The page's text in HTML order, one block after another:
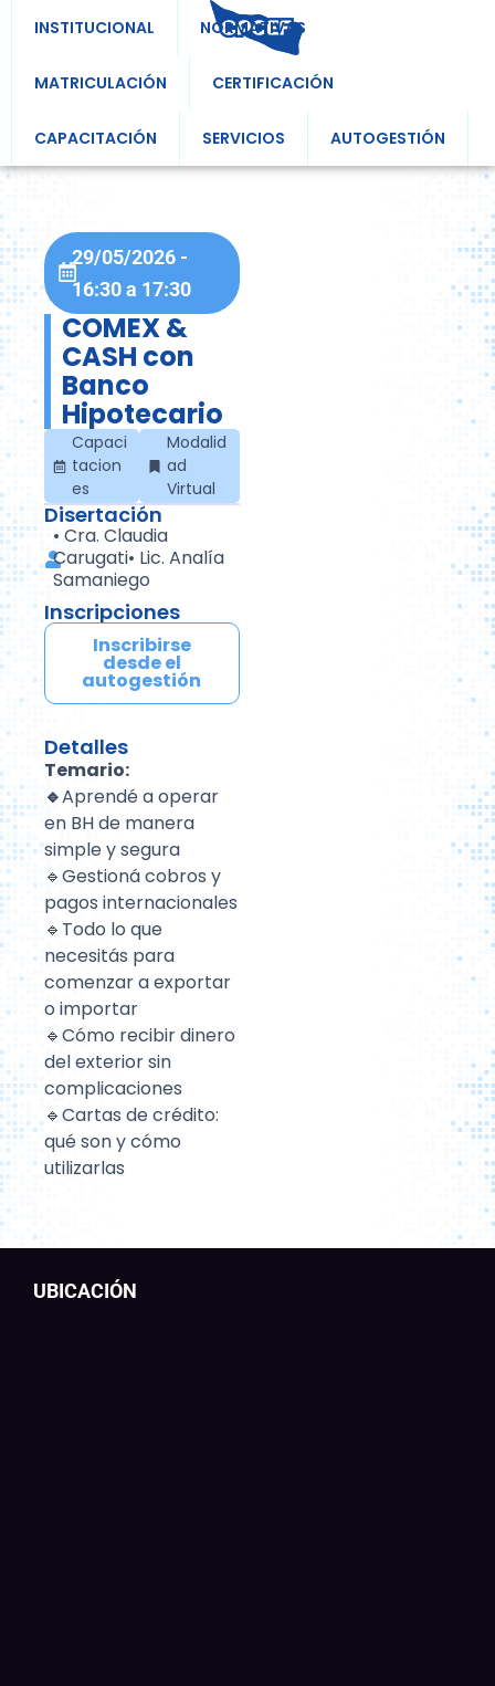
INSTITUCIONAL NORMATIVAS
MATRICULACIÓN CERTIFICACIÓN
CAPACITACIÓN SERVICIOS AUTOGESTIÓN
29/05/2026 -
16:30a 17:30
COMEX &
CASH con
Banco
Hipotecario
Capaci
tacion
es
Modalid
ad
Virtual
Disertación
• Cra. Claudia
Carugati• Lic. Analía
Samaniego
Inscripciones
Inscribirse
desde el
autogestión
Detalles
Temario:
🔹Aprendé a operar
en BH de manera
simple y segura
🔹Gestioná cobros y
pagos internacionales
🔹Todo lo que
necesitás para
comenzar a exportar
o importar
🔹Cómo recibir dinero
del exterior sin
complicaciones
🔹Cartas de crédito:
qué son y cómo
utilizarlas
UBICACIÓN